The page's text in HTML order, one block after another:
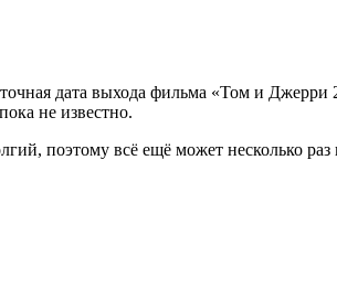
дата выхода фильма «Том и Джерри
не известно.
поэтому всё ещё может несколько раз